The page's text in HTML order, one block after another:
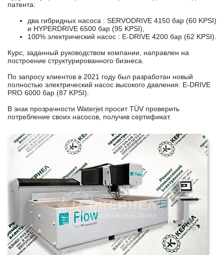
патента:
два гибридных насоса : SERVODRIVE 4150 бар (60 KPSI)
и HYPERDRIVE 6500 бар (95 KPSI),
100% электрический насос : E-DRIVE 4200 бар (62 KPSI).
Курс, заданный руководством компании, направлен на
построение структурированного бизнеса.
По запросу клиентов в 2021 году был разработан новый
полностью электрический насос высокого давления: E-DRIVE
PRO 6000 бар (87 KPSI).
В знак прозрачности Waterjet просит TÜV проверить
потребление своих насосов, получив сертификат.